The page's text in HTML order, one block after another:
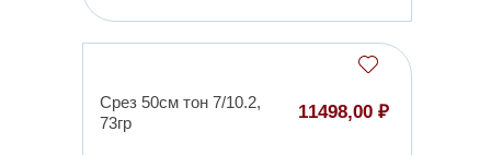
Срез 50см тон 7/10.2,
73гр
11498,00 ₽